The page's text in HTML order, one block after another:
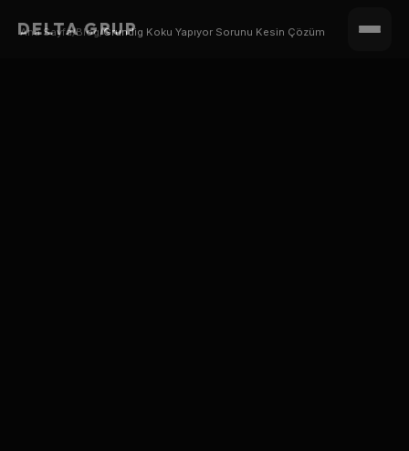
DELTA GRUP
Ana Sayfa/Blog/Grundig Koku Yapıyor Sorunu Kesin Çözüm